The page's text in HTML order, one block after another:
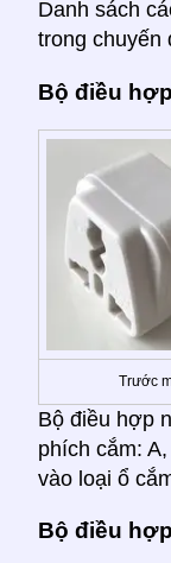
Danh sách
trong chuyến
Bộ điều
Trước
Bộ điều hợp
phích cắm:
vào loại ổ
Bộ điều